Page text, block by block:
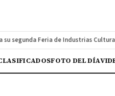
Feria de Industrias Culturales
FOTO DEL DÍA